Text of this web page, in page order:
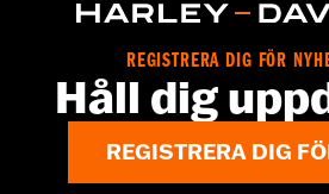
Sold In Units:Each
bumper and installation instructions
REGISTRERA DIG FÖR
Håll dig
REGISTRERA DIG